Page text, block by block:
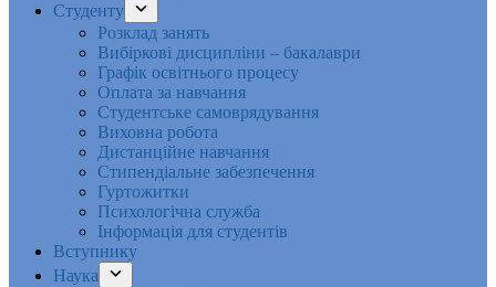
Студенту
Розклад занять
Вибіркові дисципліни – бакалаври
Графік освітнього процесу
Оплата за навчання
Студентське самоврядування
Виховна робота
Дистанційне навчання
Стипендіальне забезпечення
Гуртожитки
Психологічна служба
Інформація для студентів
Вступнику
Наука